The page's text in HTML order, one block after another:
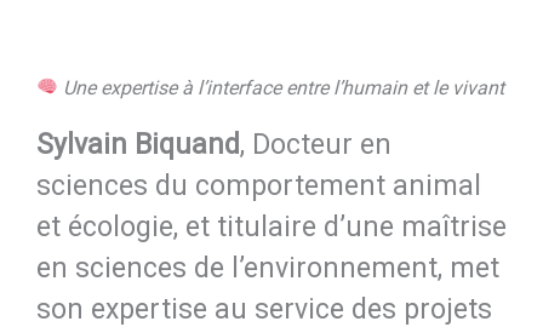
Une expertise à l’interface entre l’humain et le vivant
Sylvain Biquand, Docteur en
sciences du comportement animal
et écologie, et titulaire d’une maîtrise
en sciences de l’environnement, met
son expertise au service des projets